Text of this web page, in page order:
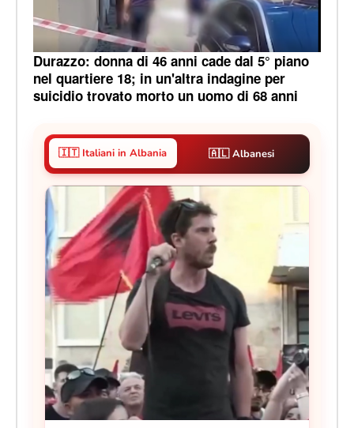
Durazzo: donna di 46 anni cade dal 5° piano
nel quartiere 18; in un'altra indagine per
suicidio trovato morto un uomo di 68 anni
🇮🇹 Italiani in Albania 🇦🇱 Albanesi